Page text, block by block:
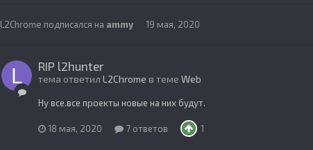
L2Chrome подписался на ammy 19 мая, 2020
RIP l2hunter
тема ответил L2Chrome в теме Web
Ну все.все проекты новые на них будут.
18 мая, 2020 7 ответов 1